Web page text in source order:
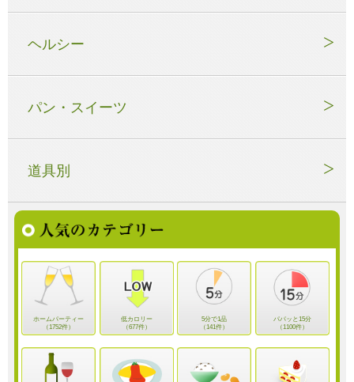
ヘルシー
パン・スイーツ
道具別
ホームパーティー
（1752件）
低カロリー
（677件）
5分で1品
（141件）
パパッと15分
（1100件）